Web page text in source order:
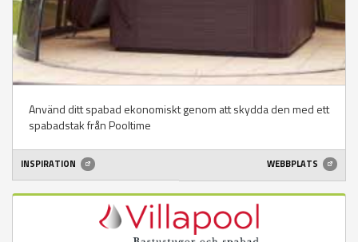
Använd ditt spabad ekonomiskt genom att skydda den med ett
spabadstak från Pooltime
INSPIRATION WEBBPLATS